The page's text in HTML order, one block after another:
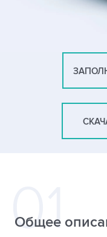
Общее